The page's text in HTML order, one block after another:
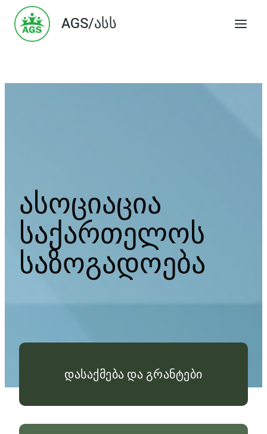
Skip
content
AGS/ასს
ასოციაცია
საქართელოს
საზოგადოება
დასაქმება და გრანტები